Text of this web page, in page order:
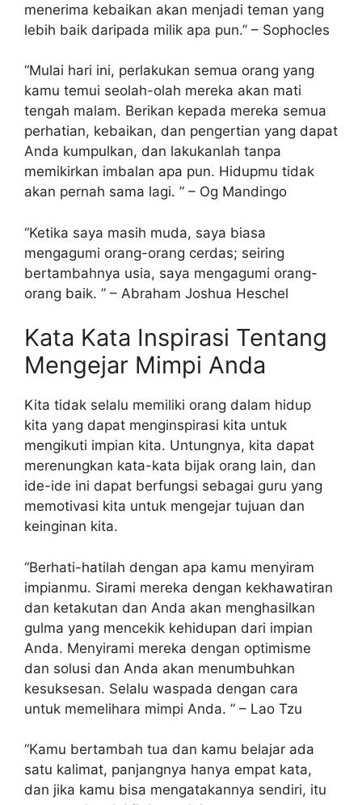
menerima kebaikan akan menjadi teman yang
lebih baik daripada milik apa pun.” – Sophocles
“Mulai hari ini, perlakukan semua orang yang
kamu temui seolah-olah mereka akan mati
tengah malam. Berikan kepada mereka semua
perhatian, kebaikan, dan pengertian yang dapat
Anda kumpulkan, dan lakukanlah tanpa
memikirkan imbalan apa pun. Hidupmu tidak
akan pernah sama lagi. ” – Og Mandingo
“Ketika saya masih muda, saya biasa
mengagumi orang-orang cerdas; seiring
bertambahnya usia, saya mengagumi orang-
orang baik. ” – Abraham Joshua Heschel
Kata Kata Inspirasi Tentang
Mengejar Mimpi Anda
Kita tidak selalu memiliki orang dalam hidup
kita yang dapat menginspirasi kita untuk
mengikuti impian kita. Untungnya, kita dapat
merenungkan kata-kata bijak orang lain, dan
ide-ide ini dapat berfungsi sebagai guru yang
memotivasi kita untuk mengejar tujuan dan
keinginan kita.
“Berhati-hatilah dengan apa kamu menyiram
impianmu. Sirami mereka dengan kekhawatiran
dan ketakutan dan Anda akan menghasilkan
gulma yang mencekik kehidupan dari impian
Anda. Menyirami mereka dengan optimisme
dan solusi dan Anda akan menumbuhkan
kesuksesan. Selalu waspada dengan cara
untuk memelihara mimpi Anda. ” – Lao Tzu
“Kamu bertambah tua dan kamu belajar ada
satu kalimat, panjangnya hanya empat kata,
dan jika kamu bisa mengatakannya sendiri, itu